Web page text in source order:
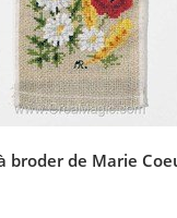
broder de Marie